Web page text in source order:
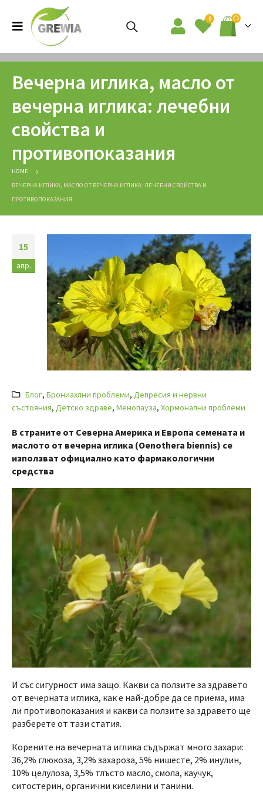
0
Вечерна иглика, масло от
вечерна иглика: лечебни
свойства и
противопоказания
HOME
ВЕЧЕРНА ИГЛИКА, МАСЛО ОТ ВЕЧЕРНА ИГЛИКА: ЛЕЧЕБНИ СВОЙСТВА И
ПРОТИВОПОКАЗАНИЯ
15
апр.
Блог,Брониахлни проблеми,Депресия и нервни
състояния, Детско здраве, Менопауза, Хормонални проблеми
В страните от Северна Америка и Европа семената и
маслото от вечерна иглика (Oenothera biennis) се
използват официално като фармакологични
средства
И със сигурност има защо. Какви са ползите за здравето
от вечерната иглика, как е най-добре да се приема, има
ли противопоказания и какви са ползите за здравето ще
разберете от тази статия.
Корените на вечерната иглика съдържат много захари:
36,2% глюкоза, 3,2% захароза, 5% нишесте, 2% инулин,
10% целулоза, 3,5% тлъсто масло, смола, каучук,
ситостерин, органични киселини и танини.